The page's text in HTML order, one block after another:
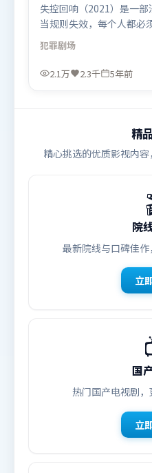
失控回响（2021）是一部
当规则失效，每个人都必
场与底线。动作场面设计
同样扎实耐嚼。由北野武
家辉，阿米尔·汗、梁朝
犯罪剧场
2.1万 2.3千 5年前
精
精心挑选的优质影视内
院
最新院线与口碑佳
立
国
热门国产电视剧
立